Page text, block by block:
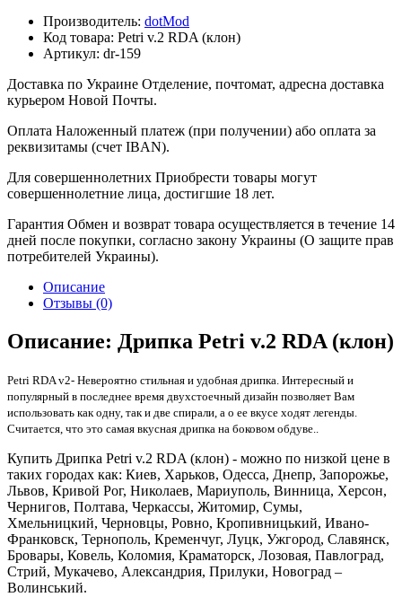
Производитель: dotMod
Код товара: Petri v.2 RDA (клон)
Артикул: dr-159
Доставка по Украине Отделение, почтомат, адресна доставка
курьером Новой Почты.
Оплата Наложенный платеж (при получении) або оплата за
реквизитамы (счет IBAN).
Для совершеннолетних Приобрести товары могут
совершеннолетние лица, достигшие 18 лет.
Гарантия Обмен и возврат товара осуществляется в течение 14
дней после покупки, согласно закону Украины (О защите прав
потребителей Украины).
Описание
Отзывы (0)
Описание: Дрипка Petri v.2 RDA (клон)
Petri RDA v2- Невероятно стильная и удобная дрипка. Интересный и
популярный в последнее время двухстоечный дизайн позволяет Вам
использовать как одну, так и две спирали, а о ее вкусе ходят легенды.
Считается, что это самая вкусная дрипка на боковом обдуве..
Купить Дрипка Petri v.2 RDA (клон) - можно по низкой цене в
таких городах как: Киев, Харьков, Одесса, Днепр, Запорожье,
Львов, Кривой Рог, Николаев, Мариуполь, Винница, Херсон,
Чернигов, Полтава, Черкассы, Житомир, Сумы,
Хмельницкий, Черновцы, Ровно, Кропивницький, Ивано-
Франковск, Тернополь, Кременчуг, Луцк, Ужгород, Славянск,
Бровары, Ковель, Коломия, Краматорск, Лозовая, Павлоград,
Стрий, Мукачево, Александрия, Прилуки, Новоград –
Волинський.